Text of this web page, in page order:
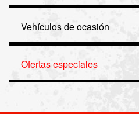
Vehículos de ocasión
Ofertas especiales